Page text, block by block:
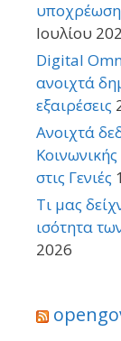
Ιουλίου
Digital
ανοιχτά
εξαιρέσεις
Ανοιχτά
στις Γενιές
Τι μας
ισότητα
2026